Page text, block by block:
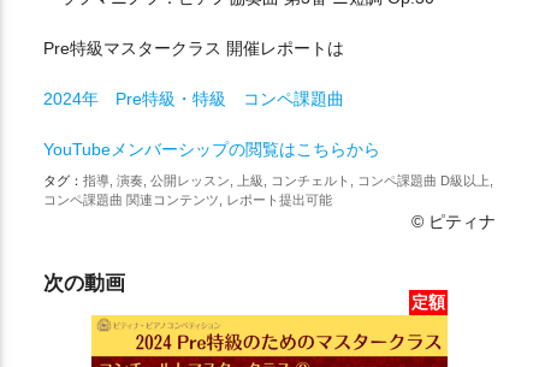
Pre特級マスタークラス 開催レポートは
2024年 Pre特級・特級 コンペ課題曲
YouTubeメンバーシップの閲覧はこちらから
タグ： 指導, 演奏, 公開レッスン, 上級, コンチェルト, コンペ課題曲 D級以上,
コンペ課題曲 関連コンテンツ, レポート提出可能
© ピティナ
次の動画
定額